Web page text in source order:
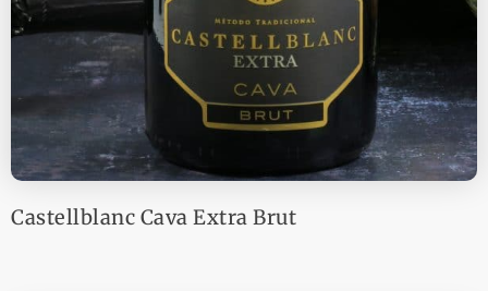
Castellblanc Cava Extra Brut